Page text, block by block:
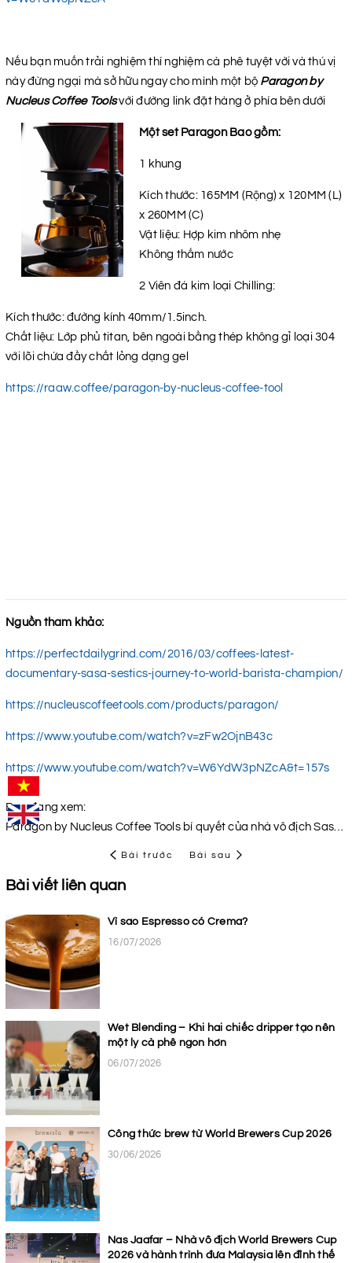
Nếu bạn muốn trải nghiệm thí nghiệm cà phê tuyệt vời và thú vị
này đừng ngại mà sở hữu ngay cho mình một bộ Paragon by
Nucleus Coffee Toolsvới đường link đặt hàng ở phía bên dưới
Một set Paragon Bao gồm:
1 khung
Kích thước: 165MM (Rộng) x 120MM (L)
x 260MM (C)
Vật liệu: Hợp kim nhôm nhẹ
Không thấm nước
2 Viên đá kim loại Chilling:
Kích thước: đường kính 40mm/1.5inch.
Chất liệu: Lớp phủ titan, bên ngoài bằng thép không gỉ loại 304
với lõi chứa đầy chất lỏng dạng gel
https://raaw.coffee/paragon-by-nucleus-coffee-tool
Nguồn tham khảo:
https://perfectdailygrind.com/2016/03/coffees-latest-
documentary-sasa-sestics-journey-to-world-barista-champion/
https://nucleuscoffeetools.com/products/paragon/
https://www.youtube.com/watch?v=zFw2OjnB43c
https://www.youtube.com/watch?v=W6YdW3pNZcA&t=157s
Bạn đang xem:
Paragon by Nucleus Coffee Tools bí quyết của nhà vô địch Sasa Sestic
Bài trước Bài sau
Bài viết liên quan
Vì sao Espresso có Crema?
16/07/2026
Wet Blending – Khi hai chiếc dripper tạo nên
một ly cà phê ngon hơn
06/07/2026
Công thức brew từ World Brewers Cup 2026
30/06/2026
Nas Jaafar – Nhà vô địch World Brewers Cup
2026 và hành trình đưa Malaysia lên đỉnh thế